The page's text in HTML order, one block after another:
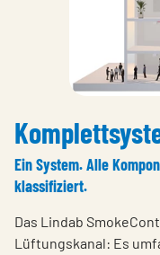
Ein System. Alle
klassifiziert.
Das Lindab
Lüftungskanal: Es